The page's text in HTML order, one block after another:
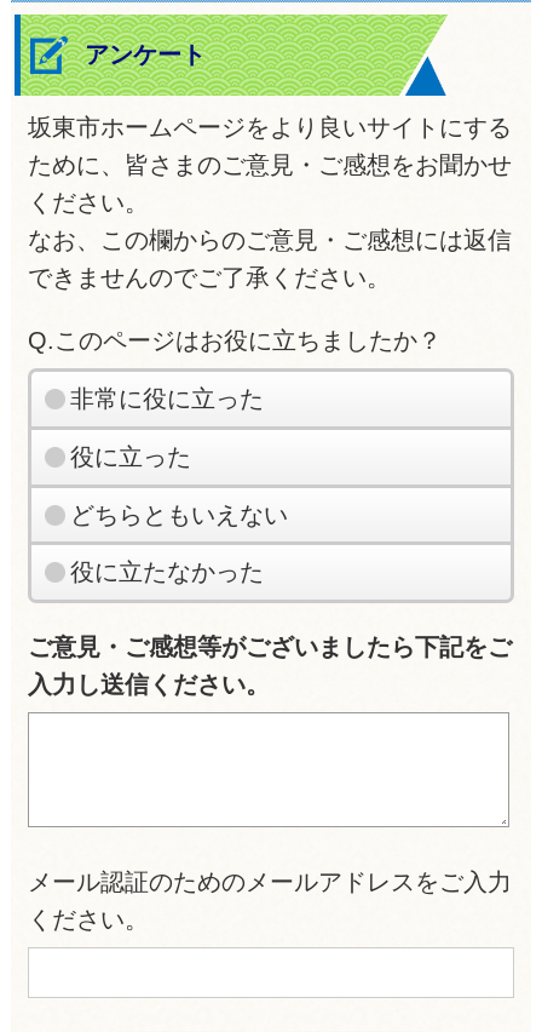
アンケート
坂東市ホームページをより良いサイトにする
ために、皆さまのご意見・ご感想をお聞かせ
ください。
なお、この欄からのご意見・ご感想には返信
できませんのでご了承ください。
Q.このページはお役に立ちましたか？
非常に役に立った
役に立った
どちらともいえない
役に立たなかった
ご意見・ご感想等がございましたら下記をご
入力し送信ください。
メール認証のためのメールアドレスをご入力
ください。